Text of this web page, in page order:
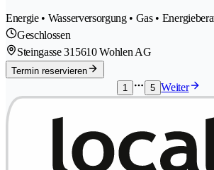
Energie • Wasserversorgung • Gas •
Geschlossen
Steingasse 31 5610 Wohlen AG
Termin reservieren
1
5 Weiter